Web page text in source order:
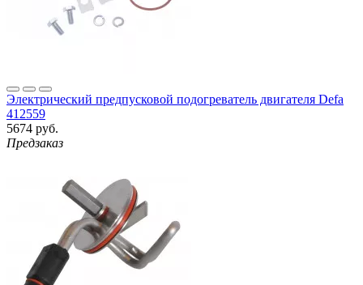
Электрический предпусковой подогреватель двигателя Defa
412559
5674 руб.
Предзаказ